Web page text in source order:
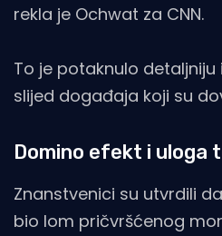
rekla je Ochwat za CNN.
To je potaknulo
slijed događaja koji su
Domino efekt i uloga
Znanstvenici su utvrdili
bio lom pričvršćenog